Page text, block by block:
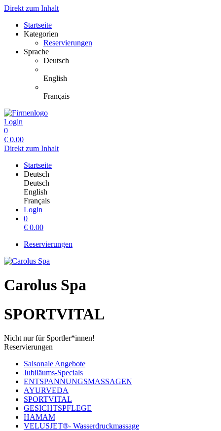
Direkt zum Inhalt
Startseite
Kategorien
Reservierungen
Sprache
Deutsch
English
Français
Login
0
€ 0.00
Direkt zum Inhalt
Startseite
Deutsch
Deutsch
English
Français
Login
0
€ 0.00
Reservierungen
Carolus Spa
SPORTVITAL
Nicht nur für Sportler*innen!
Reservierungen
Saisonale Angebote
Jubiläums‑Specials
ENTSPANNUNGSMASSAGEN
AYURVEDA
SPORTVITAL
GESICHTSPFLEGE
HAMAM
VELUSJET®- Wasserdruckmassage